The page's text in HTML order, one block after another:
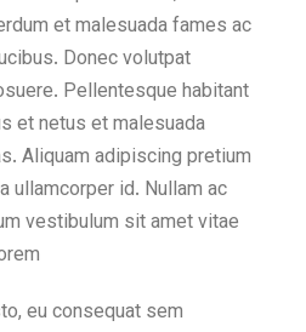
et malesuada fames ac
Donec volutpat
Pellentesque habitant
et netus et malesuada
Aliquam adipiscing pretium
ullamcorper id. Nullam ac
vestibulum sit amet vitae
eu consequat sem